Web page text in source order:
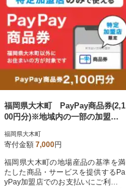
福岡県大木町 PayPay商品券(2,1
00円分)※地域内の一部の加盟店
福岡県大木町
寄付金額 7,000円
福岡県大木町の地場産品の基準を満
たした商品・サービスを提供するPa
yPay加盟店でのお支払いにご利用い